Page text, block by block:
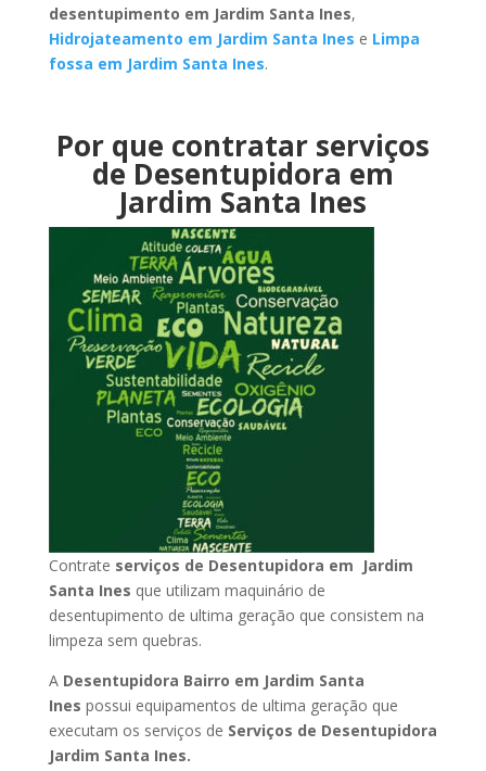
desentupimento em Jardim Santa Ines,
Hidrojateamento em Jardim Santa Ines e Limpa
fossa em Jardim Santa Ines.
Por que contratar serviços
de Desentupidora em
Jardim Santa Ines
Contrate serviços de Desentupidora em Jardim
Santa Ines que utilizam maquinário de
desentupimento de ultima geração que consistem na
limpeza sem quebras.
A Desentupidora Bairro em Jardim Santa
Ines possui equipamentos de ultima geração que
executam os serviços de Serviços de Desentupidora
Jardim Santa Ines.